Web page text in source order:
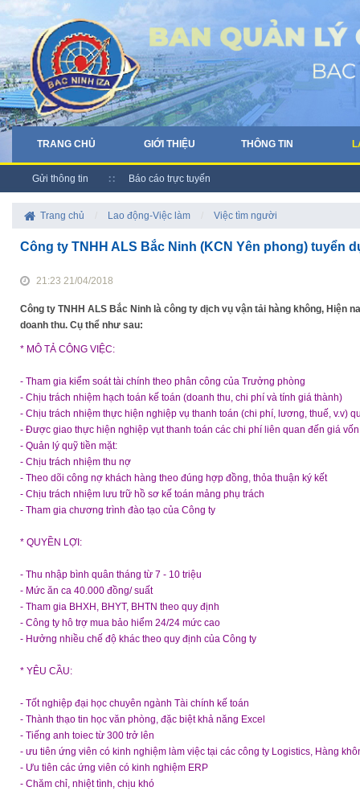
TRANG CHỦ GIỚI THIỆU THÔNG TIN
Gửi thông tin Báo cáo trực tuyến
Trang chủ Lao động-Việc làm Việc tìm người
Công ty TNHH ALS Bắc Ninh (KCN Yên phong) tuyển
21:23 21/04/2018
Công ty TNHH ALS Bắc Ninh là công ty dịch vụ vận tải hàng không, Hiện
doanh thu. Cụ thể như sau:
* MÔ TẢ CÔNG VIỆC:
- Tham gia kiểm soát tài chính theo phân công của Trưởng phòng
- Chịu trách nhiệm hạch toán kế toán (doanh thu, chi phí và tính giá thành)
- Chịu trách nhiệm thực hiện nghiệp vụ thanh toán (chi phí, lương, thuế, v.v)
- Được giao thực hiện nghiệp vụt thanh toán các chi phí liên quan đến giá vốn
- Quản lý quỹ tiền mặt:
- Chịu trách nhiệm thu nợ
- Theo dõi công nợ khách hàng theo đúng hợp đồng, thỏa thuận ký kết
- Chịu trách nhiệm lưu trữ hồ sơ kế toán mảng phụ trách
- Tham gia chương trình đào tạo của Công ty
* QUYỀN LỢI:
- Thu nhập bình quân tháng từ 7 - 10 triệu
- Mức ăn ca 40.000 đồng/ suất
- Tham gia BHXH, BHYT, BHTN theo quy định
- Công ty hô trợ mua bảo hiểm 24/24 mức cao
- Hưởng nhiều chế độ khác theo quy định của Công ty
* YÊU CẦU:
- Tốt nghiệp đại học chuyên ngành Tài chính kế toán
- Thành thạo tin học văn phòng, đặc biệt khả năng Excel
- Tiếng anh toiec từ 300 trở lên
- ưu tiên ứng viên có kinh nghiệm làm việc tại các công ty Logistics, Hàng
- Ưu tiên các ứng viên có kinh nghiệm ERP
- Chăm chỉ, nhiệt tình, chịu khó